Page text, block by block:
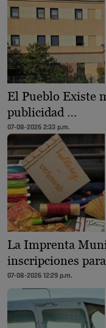
El Pueblo Existe
publicidad …
07-08-2026 2:33 p.m.
La Imprenta
inscripciones
07-08-2026 12:29 p.m.